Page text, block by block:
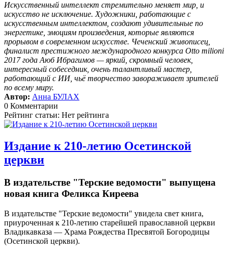
Искусственный интеллект стремительно меняет мир, и
искусство не исключение. Художники, работающие с
искусственным интеллектом, создают удивительные по
энергетике, эмоциям произведения, которые являются
прорывом в современном искусстве. Чеченский живописец,
финалист престижного международного конкурса Otto milioni
2017 года Аюб Ибрагимов — яркий, скромный человек,
интересный собеседник, очень талантливый мастер,
работающий с ИИ, чьё творчество завораживает зрителей
по всему миру.
Автор: Анна БУЛАХ
0 Комментарии
Рейтинг статьи: Нет рейтинга
Издание к 210-летию Осетинской
церкви
В издательстве "Терские ведомости" выпущена
новая книга Феликса Киреева
В издательстве "Терские ведомости" увидела свет книга,
приуроченная к 210-летию старейшей православной церкви
Владикавказа — Храма Рождества Пресвятой Богородицы
(Осетинской церкви).